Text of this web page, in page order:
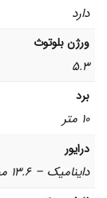
دارد
ورژن بلوتوث
5.3
برد
10 متر
درایور
داینامیک – 13.6 میلی‌متر